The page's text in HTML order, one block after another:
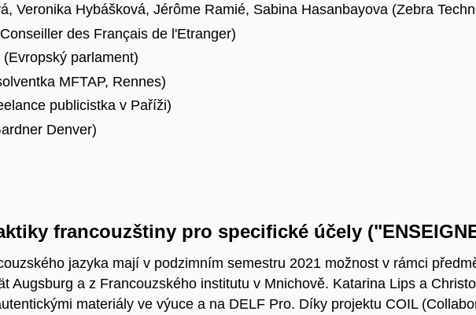
, Veronika Hybášková, Jérôme Ramié, Sabina Hasanbayova (Zebra
Conseiller des Français de l'Etranger)
(Evropský parlament)
MFTAP, Rennes)
publicistka v Paříži)
Denver)
francouzštiny pro specifické účely
jazyka mají v podzimním semestru 2021 možnost v rámci
Augsburg a z Francouzského institutu v Mnichově. Katarina Lips a
materiály ve výuce a na DELF Pro. Díky projektu COIL